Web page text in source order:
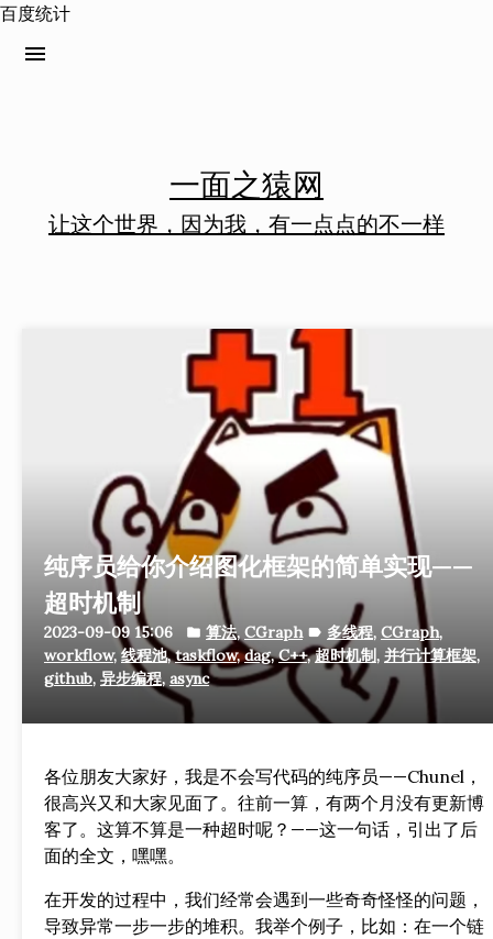
百度统计
menu
一面之猿网
让这个世界，因为我，有一点点的不一样
纯序员给你介绍图化框架的简单实现——
超时机制
2023-09-09 15:06 folder 算法, CGraph label 多线程, CGraph,
workflow, 线程池,taskflow,dag,C++,超时机制, 并行计算框架,
github, 异步编程, async
各位朋友大家好，我是不会写代码的纯序员——Chunel，
很高兴又和大家见面了。往前一算，有两个月没有更新博
客了。这算不算是一种超时呢？——这一句话，引出了后
面的全文，嘿嘿。
在开发的过程中，我们经常会遇到一些奇奇怪怪的问题，
导致异常一步一步的堆积。我举个例子，比如：在一个链